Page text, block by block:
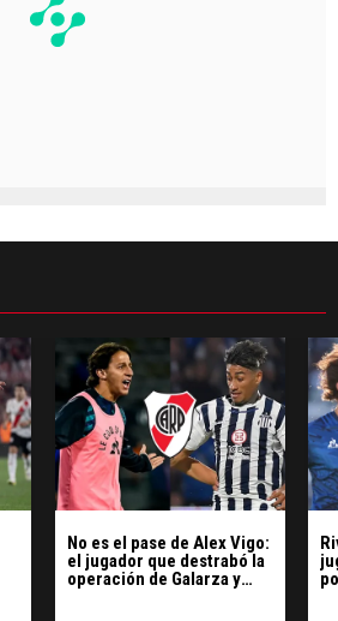
No es el pase de Alex Vigo:
el jugador que destrabó la
operación de Galarza y